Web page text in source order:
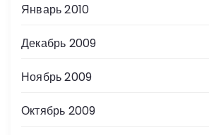
Январь 2010
Декабрь 2009
Ноябрь 2009
Октябрь 2009